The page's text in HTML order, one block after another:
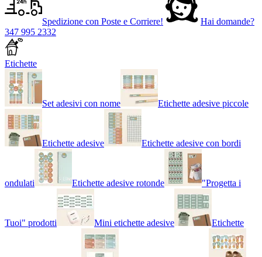
Spedizione con Poste e Corriere!
Hai domande?
347 995 2332
Etichette
Set adesivi con nome Etichette adesive piccole
Etichette adesive Etichette adesive con bordi
ondulati Etichette adesive rotonde "Progetta i
Tuoi" prodotti Mini etichette adesive Etichette